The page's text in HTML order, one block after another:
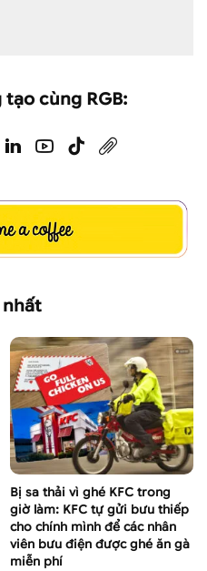
tạo cùng RGB:
nhất
Bị sa thải vì ghé KFC trong
giờ làm: KFC tự gửi bưu thiếp
cho chính mình để các nhân
viên bưu điện được ghé ăn gà
miễn phí